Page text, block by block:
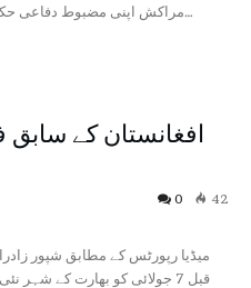
مراکش اپنی مضبوط دفاعی حکمت عملی اور جوابی حملوں کے ذریعے…
0
42